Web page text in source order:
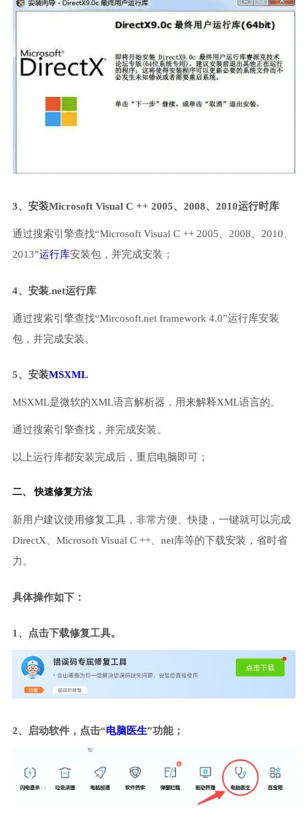
3、安装Microsoft Visual C ++ 2005、2008、2010运行时库
通过搜索引擎查找“Microsoft Visual C ++ 2005、2008、2010、
2013”运行库安装包，并完成安装；
4、安装.net运行库
通过搜索引擎查找“Mircosoft.net framework 4.0”运行库安装
包，并完成安装。
5、安装MSXML
MSXML是微软的XML语言解析器，用来解释XML语言的。
通过搜索引擎查找，并完成安装。
以上运行库都安装完成后，重启电脑即可；
二、 快速修复方法
新用户建议使用修复工具，非常方便、快捷，一键就可以完成
DirectX、Microsoft Visual C ++、net库等的下载安装，省时省
力。
具体操作如下：
1、点击下载修复工具。
2、启动软件，点击“电脑医生”功能；